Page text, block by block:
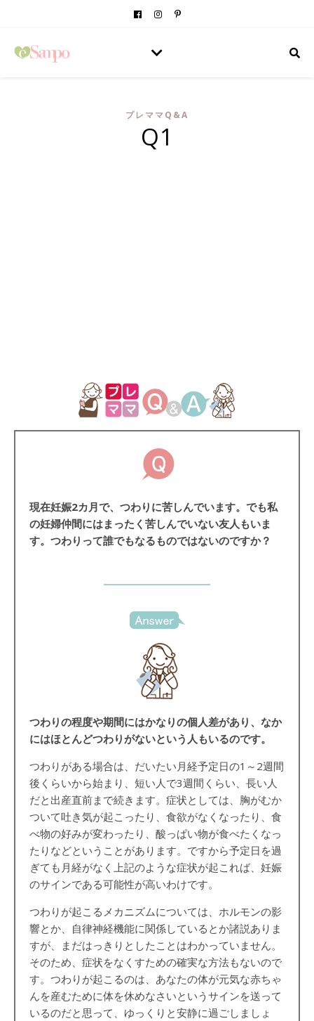
プレママQ&A
Q1
現在妊娠2カ月で、つわりに苦しんでいます。でも私
の妊婦仲間にはまったく苦しんでいない友人もいま
す。つわりって誰でもなるものではないのですか？
つわりの程度や期間にはかなりの個人差があり、なか
にはほとんどつわりがないという人もいるのです。
つわりがある場合は、だいたい月経予定日の1 ～ 2週間
後くらいから始まり、短い人で3週間くらい、長い人
だと出産直前まで続きます。症状としては、胸がむか
ついて吐き気が起こったり、食欲がなくなったり、食
べ物の好みが変わったり、酸っぱい物が食べたくなっ
たりなどということがあります。ですから予定日を過
ぎても月経がなく上記のような症状が起これば、妊娠
のサインである可能性が高いわけです。
つわりが起こるメカニズムについては、ホルモンの影
響とか、自律神経機能に関係しているとか諸説ありま
すが、まだはっきりとしたことはわかっていません。
そのため、症状をなくすための確実な方法もないので
す。つわりが起こるのは、あなたの体が元気な赤ちゃ
んを産むために体を休めなさいというサインを送って
いるのだと思って、ゆっくりと安静に過ごしましょ